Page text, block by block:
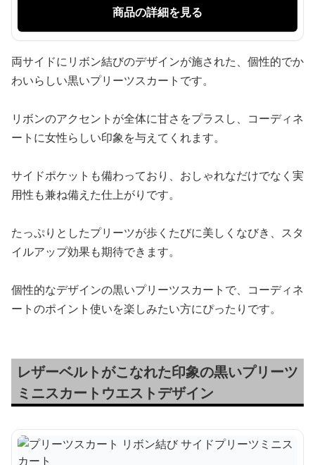
商品の詳細を見る
両サイドにリボン結びのデザインが施された、個性的でか
わいらしい黒いプリーツスカートです。
リボンのアクセントが全体に甘さをプラスし、コーディネ
ートに女性らしい印象を与えてくれます。
サイドポケットも備わっており、おしゃれなだけでなく実
用性も兼ね備えた仕上がりです。
たっぷりとしたプリーツが歩くたびに美しくなびき、スタ
イルアップ効果も期待できます。
個性的なデザインの黒いプリーツスカートで、コーディネ
ートのポイント使いを楽しみたい方にぴったりです。
レザーベルトがこなれた印象の黒いプリーツ
ミニスカートウエストデザイン